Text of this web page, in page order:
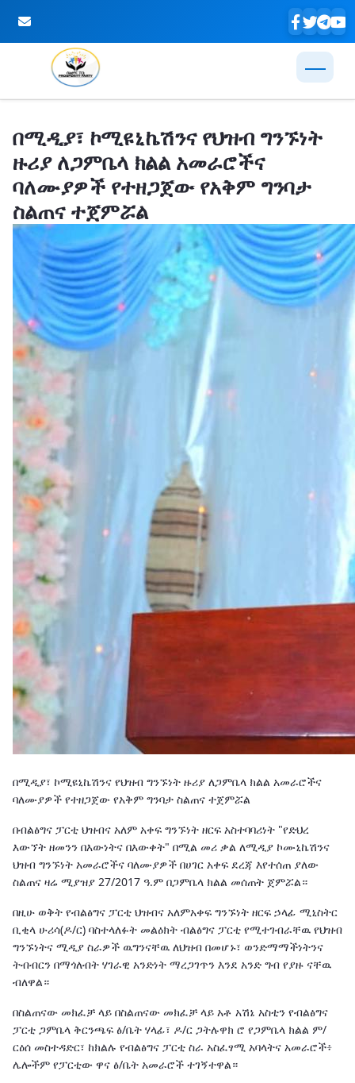
በሚዲያ፣ ኮሚዩኒኬሽንና የህዝብ ግንኙነት
ዙሪያ ለጋምቤላ ክልል አመራሮችና
ባለሙያዎች የተዘጋጀው የአቅም ግንባታ
ስልጠና ተጀምሯል
በሚዲያ፣ ኮሚዩኒኬሽንና የህዝብ ግንኙነት ዙሪያ ለጋምቤላ ክልል አመራሮችና
ባለሙያዎች የተዘጋጀው የአቅም ግንባታ ስልጠና ተጀምሯል
በብልፅግና ፓርቲ ህዝብና አለም አቀፍ ግንኙነት ዘርፍ አስተባባሪነት "የድህረ
እውኘት ዘመንን በእውነትና በእውቀት" በሚል መሪ ቃል ለሚዲያ ኮሙኒኬሽንና
ህዝብ ግንኙነት አመራሮችና ባለሙያዎች በሀገር አቀፍ ደረጃ እየተሰጠ ያለው
ስልጠና ዛሬ ሚያዝያ 27/2017 ዓ.ም በጋምቤላ ክልል መሰጠት ጀምሯል።
በዚሁ ወቅት የብልፅግና ፓርቲ ህዝብና አለምአቀፍ ግንኙነት ዘርፍ ኃላፊ ሚኒስትር
ቢቂላ ሁሪሳ(ዶ/ር) ባስተላለፉት መልዕክት ብልፅግና ፓርቲ የሚተገብራቸዉ የህዝብ
ግንኙነትና ሚዲያ ስራዎች ዉግንናቸዉ ለህዝብ በመሆኑ፣ ወንድማማችነትንና
ትብብርን በማጎለብት ሃገራዊ አንድነት ማረጋገጥን እንደ አንድ ግብ የያዙ ናቸዉ
ብለዋል።
በስልጠናው መክፈቻ ላይ በስልጠናው መክፈቻ ላይ አቶ አሽኔ አስቲን የብልፅግና
ፓርቲ ጋምቤላ ቅርንጫፍ ፅ/ቤት ሃላፊ፣ ዶ/ር ጋትሉዋክ ሮ የጋምቤላ ክልል ም/
ርዕሰ መስተዳድር፣ ከክልሉ የብልፅግና ፓርቲ ስራ አስፈፃሚ አባላትና አመራሮች፥
ሌሎችም የፓርቲው ዋና ፅ/ቤት አመራሮች ተገኝተዋል።